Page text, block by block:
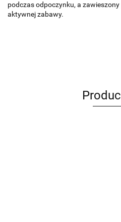
podczas odpoczynku, a
aktywnej zabawy.